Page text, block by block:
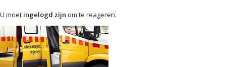
U moet ingelogd zijn om te reageren.